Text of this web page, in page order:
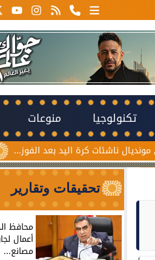
تكنولوجيا منوعات
خطوبة ملك اليد بعد الفوز...
تحقيقات وتقارير
محافظ
أعمال
مصانع...